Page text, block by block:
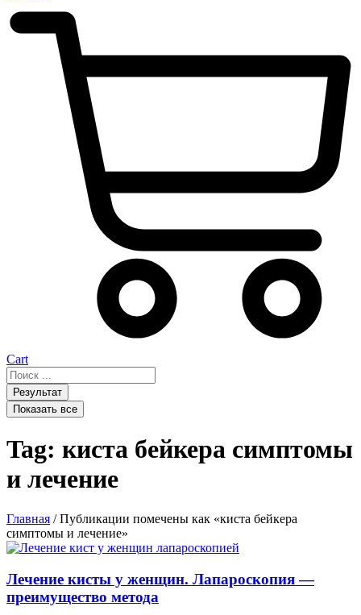
Cart
Search
...Результат
Показать все
Tag: киста бейкера симптомы
и лечение
Главная / Публикации помечены как «киста бейкера
симптомы и лечение»
Лечение кисты у женщин. Лапароскопия —
преимущество метода